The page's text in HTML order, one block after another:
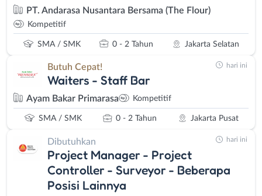
PT. Andarasa Nusantara Bersama (The Flour)
Kompetitif
SMA / SMK 0 - 2 Tahun Jakarta Selatan
Butuh Cepat!
Waiters - Staff Bar
Ayam Bakar Primarasa Kompetitif
SMA / SMK 0 - 2 Tahun Jakarta Pusat
hari ini
Dibutuhkan
Project Manager - Project
Controller - Surveyor - Beberapa
Posisi Lainnya
hari ini